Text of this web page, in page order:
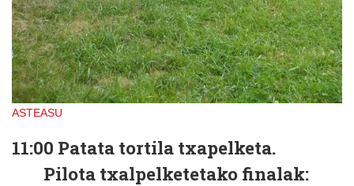
ASTEASU
11:00 Patata tortila txapelketa.
Pilota txalpelketetako finalak: